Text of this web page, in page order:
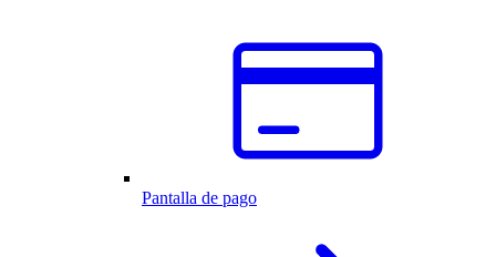
Pantalla de pago